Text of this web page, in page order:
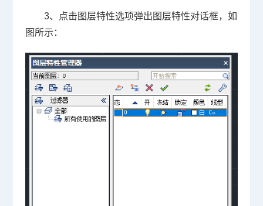
3、点击图层特性选项弹出图层特性对话框，如
图所示：